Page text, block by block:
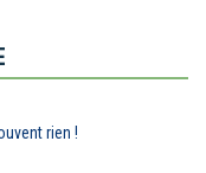
rien !